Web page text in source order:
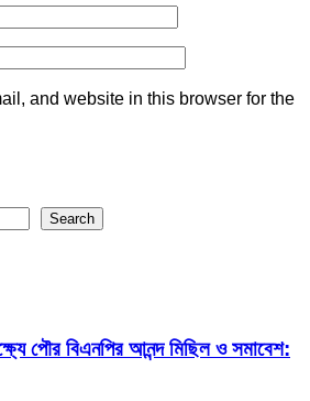
and website in this browser for the
Search
পৌর বিএনপির আনন্দ মিছিল ও সমাবেশ: